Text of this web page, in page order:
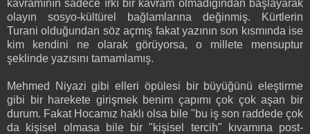
kavramının sadece ırkî bir kavram olmadığından başlayarak
olayın sosyo-kültürel bağlamlarına değinmiş. Kürtlerin
Turani olduğundan söz açmış fakat yazının son kısmında ise
kim kendini ne olarak görüyorsa, o millete mensuptur
şeklinde yazısını tamamlamış.
Mehmed Niyazi gibi elleri öpülesi bir büyüğünü eleştirme
gibi bir harekete girişmek benim çapımı çok çok aşan bir
durum. Fakat Hocamız haklı olsa bile "bu iş son raddede çok
da kişisel olmasa bile bir "kişisel tercih" kıvamına post-